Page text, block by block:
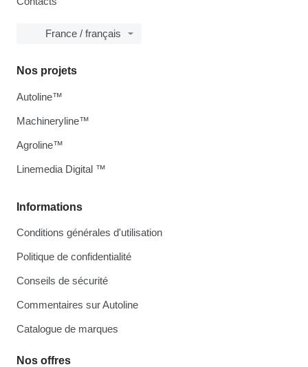
France / français
Informations
Conditions générales d'utilisation
Politique de confidentialité
Conseils de sécurité
Commentaires sur Autoline
Catalogue de marques
Nos offres
Nos projets
Autoline™
Machineryline™
Agroline™
Linemedia Digital ™